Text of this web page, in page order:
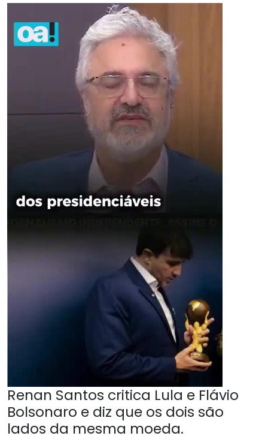
Renan Santos critica Lula e Flávio
Bolsonaro e diz que os dois são
lados da mesma moeda.